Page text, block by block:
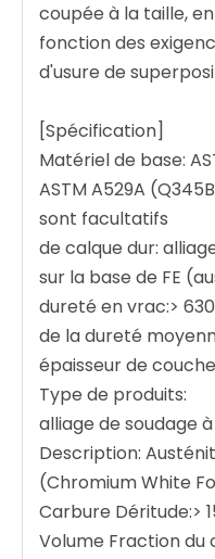
coupée à la taille,
fonction des
d'usure de
[Spécification]
Matériel de base:
ASTM A529A
sont facultatifs
de calque dur:
sur la base de FE
dureté en vrac:>
de la dureté
épaisseur de
Type de produits:
alliage de soudage
Description:
(Chromium White
Carbure Déritude:>
Volume Fraction du